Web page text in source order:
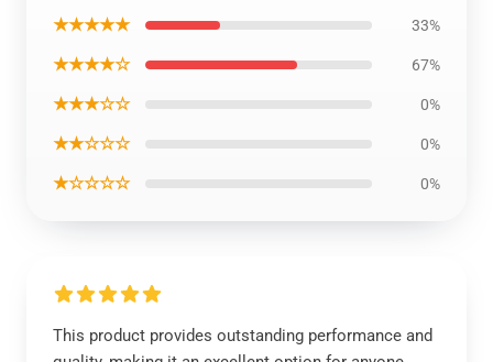
★★★★★ 33%
★★★★☆ 67%
★★★☆☆ 0%
★★☆☆☆ 0%
★☆☆☆☆ 0%
This product provides outstanding performance and